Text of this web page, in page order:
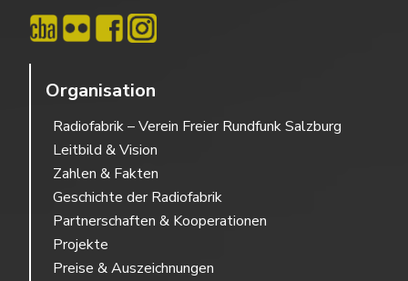
Organisation
Radiofabrik – Verein Freier Rundfunk Salzburg
Leitbild & Vision
Zahlen & Fakten
Geschichte der Radiofabrik
Partnerschaften & Kooperationen
Projekte
Preise & Auszeichnungen